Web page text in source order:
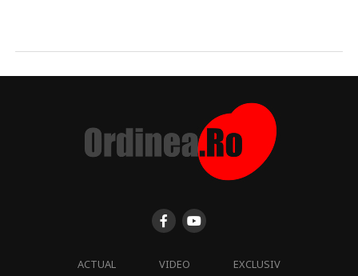
ACTUAL VIDEO
EXCLUSIV